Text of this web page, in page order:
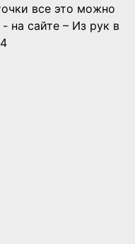
все это можно
на сайте – Из рук в